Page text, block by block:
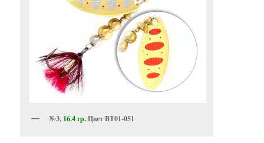
№3, 16.4 гр.Цвет BT01-051